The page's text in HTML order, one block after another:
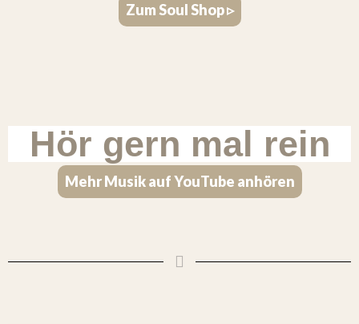
Zum Soul Shop ▹
Hör gern mal rein
Mehr Musik auf YouTube anhören